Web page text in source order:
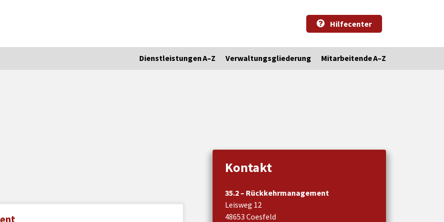
Hilfecenter
Dienstleistungen A–Z Verwaltungsgliederung Mitarbeitende A–Z
Kontakt
35.2 – Rückkehrmanagement
Leisweg 12
48653 Coesfeld